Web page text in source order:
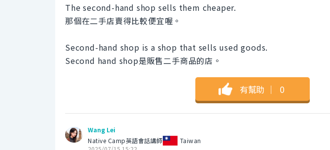
The second-hand shop sells them cheaper.
那個在二手店賣得比較便宜喔。
Second-hand shop is a shop that sells used goods.
Second hand shop是販售二手商品的店。
有幫助 ｜ 0
Wang Lei
Native Camp英語會話講師
Taiwan